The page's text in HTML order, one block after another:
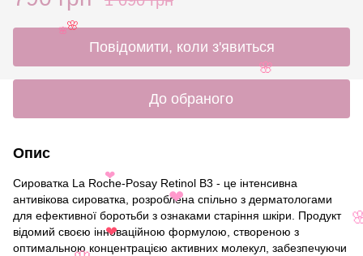
Повідомити, коли з'явиться
До обраного
Опис
Сироватка La Roche-Posay Retinol B3 - це інтенсивна
антивікова сироватка, розроблена спільно з дерматологами
для ефективної боротьби з ознаками старіння шкіри. Продукт
відомий своєю інноваційною формулою, створеною з
оптимальною концентрацією активних молекул, забезпечуючи
❤
❤
❤
🌸